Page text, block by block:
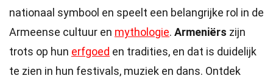
nationaal symbool en speelt een belangrijke rol in de
Armeense cultuur en mythologie. Armeniërs zijn
trots op hun erfgoed en tradities, en dat is duidelijk
te zien in hun festivals, muziek en dans. Ontdek